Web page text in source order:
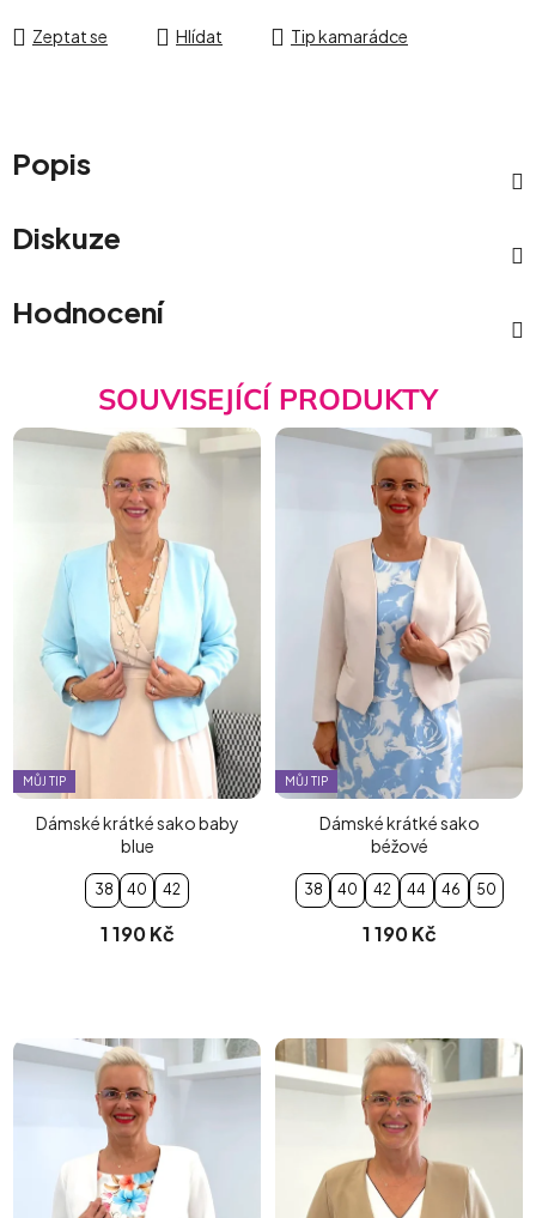
Zeptat se Hlídat Tip kamarádce
Popis
Diskuze
Hodnocení
SOUVISEJÍCÍ PRODUKTY
MŮJ TIP
Dámské krátké sako baby
blue
38 40 42
1 190 Kč
MŮJ TIP
Dámské krátké sako
béžové
38 40 42 44 46 50
1 190 Kč